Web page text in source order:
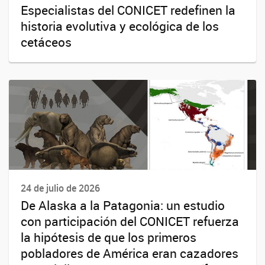
Especialistas del CONICET redefinen la
historia evolutiva y ecológica de los
cetáceos
24 de julio de 2026
De Alaska a la Patagonia: un estudio
con participación del CONICET refuerza
la hipótesis de que los primeros
pobladores de América eran cazadores